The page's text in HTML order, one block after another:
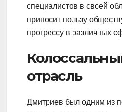
специалистов в своей
приносит пользу
прогрессу в различных
отрасль
Дмитриев был одним из